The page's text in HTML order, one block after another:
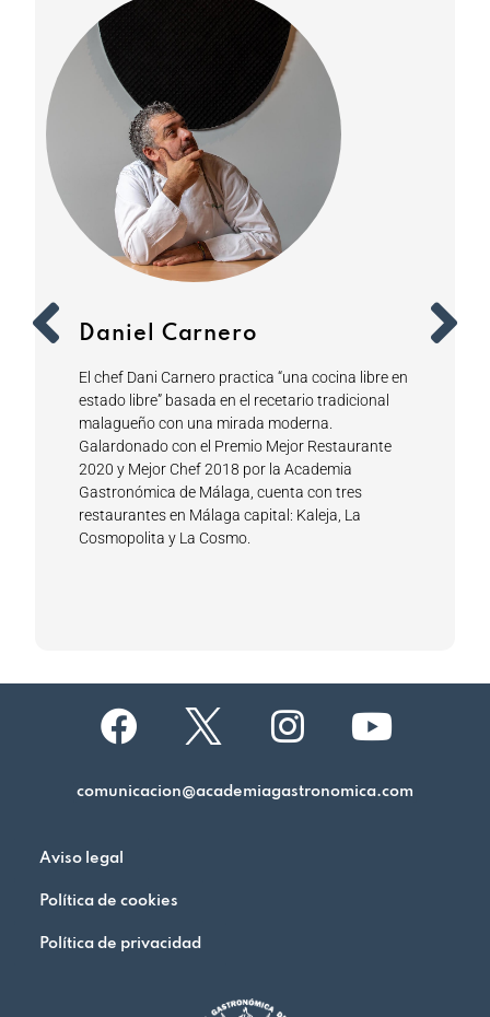
Daniel Carnero
El chef Dani Carnero practica “una cocina libre en
estado libre” basada en el recetario tradicional
malagueño con una mirada moderna.
Galardonado con el Premio Mejor Restaurante
2020 y Mejor Chef 2018 por la Academia
Gastronómica de Málaga, cuenta con tres
restaurantes en Málaga capital: Kaleja, La
Cosmopolita y La Cosmo.
comunicacion@academiagastronomica.com
Aviso legal
Política de cookies
Política de privacidad